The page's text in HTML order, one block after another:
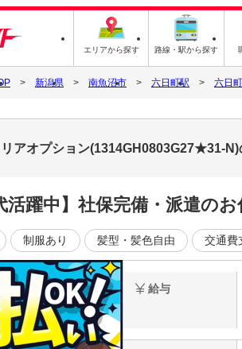
エリアから探す 路線・駅から探す
新潟県 南魚沼市 六日町駅 六日
アオプション(1314GH0803G27★31-
活躍中】社保完備・派遣
制服あり 髪型・髪色自由 交通費
給与